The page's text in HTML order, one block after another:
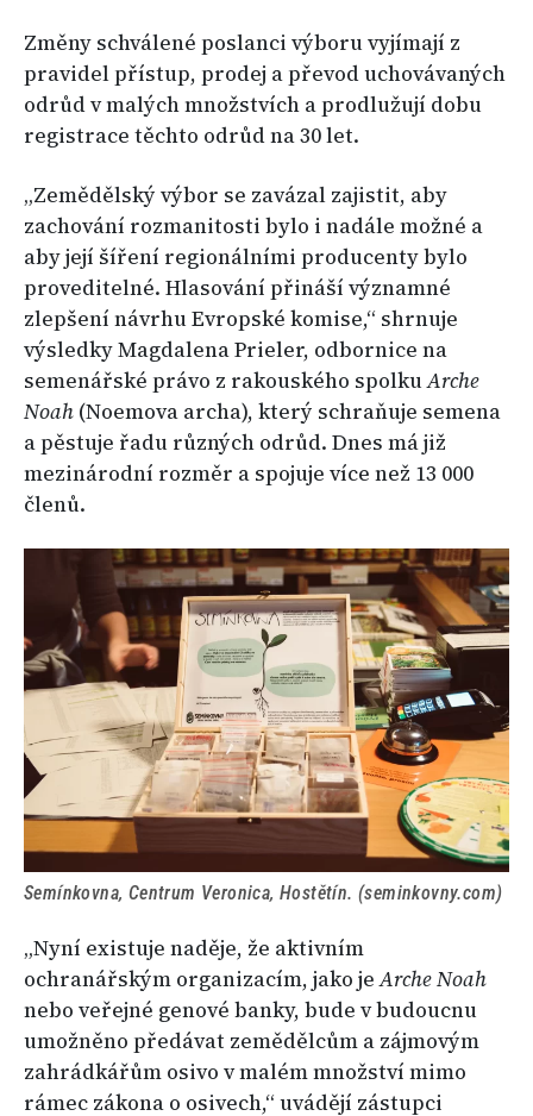
Změny schválené poslanci výboru vyjímají z
pravidel přístup, prodej a převod uchovávaných
odrůd v malých množstvích a prodlužují dobu
registrace těchto odrůd na 30 let.
„Zemědělský výbor se zavázal zajistit, aby
zachování rozmanitosti bylo i nadále možné a
aby její šíření regionálními producenty bylo
proveditelné. Hlasování přináší významné
zlepšení návrhu Evropské komise,“ shrnuje
výsledky Magdalena Prieler, odbornice na
semenářské právo z rakouského spolkuArche
Noah (Noemova archa), který schraňuje semena
a pěstuje řadu různých odrůd. Dnes má již
mezinárodní rozměr a spojuje více než 13 000
členů.
Semínkovna, Centrum Veronica, Hostětín. (seminkovny.com)
„Nyní existuje naděje, že aktivním
ochranářským organizacím, jako jeArche Noah
nebo veřejné genové banky, bude v budoucnu
umožněno předávat zemědělcům a zájmovým
zahrádkářům osivo v malém množství mimo
rámec zákona o osivech,“ uvádějí zástupci